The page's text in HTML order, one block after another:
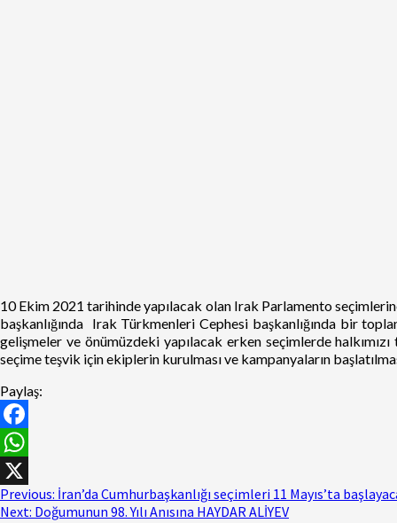
10 Ekim 2021 tarihinde yapılacak olan Irak Parlamento
başkanlığında Irak Türkmenleri Cephesi başkanlığında bir
gelişmeler ve önümüzdeki yapılacak erken seçimlerde
seçime teşvik için ekiplerin kurulması ve kampanyaların
Paylaş:
Facebook
WhatsApp
X
Previous: İran’da Cumhurbaşkanlığı seçimleri 11 Mayıs’ta
Next: Doğumunun 98. Yılı Anısına HAYDAR ALİYEV